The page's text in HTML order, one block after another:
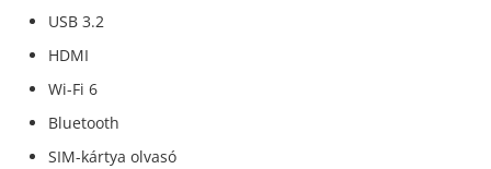
USB 3.2
HDMI
Wi-Fi 6
Bluetooth
SIM-kártya olvasó